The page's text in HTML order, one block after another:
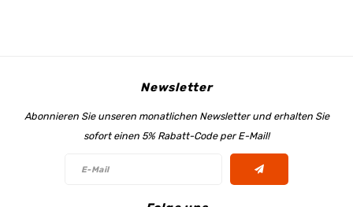
Newsletter
Abonnieren Sie unseren monatlichen Newsletter und erhalten Sie
sofort einen 5% Rabatt-Code per E-Mail!